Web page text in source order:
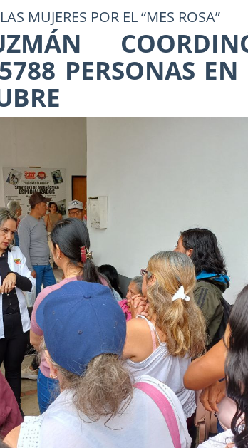
MUJERES POR EL “MES ROSA”
PERSONAS EN